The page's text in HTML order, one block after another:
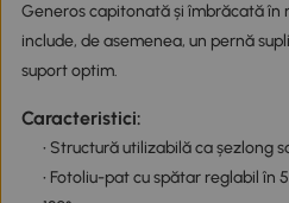
Generos capitonată și îmbrăcată
include, de asemenea, un pernă
suport optim.
Caracteristici:
• Structură utilizabilă ca șezlong
• Fotoliu-pat cu spătar reglabil în 5